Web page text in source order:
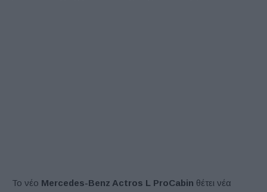
Το νέο Mercedes-Benz Actros L ProCabin θέτει νέα